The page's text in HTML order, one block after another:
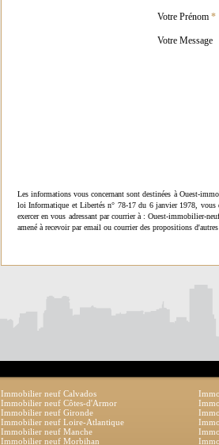
Votre Prénom *
Votre Message
Les informations vous concernant sont destinées à Ouest-
loi Informatique et Libertés n° 78-17 du 6 janvier 1978, vous
exercer en vous adressant par courrier à : Ouest-immobilier-
amené à recevoir par email ou courrier des propositions
Immobilier neuf Calvados
Immobilier neuf Côtes-d'Armor
Immobilier neuf Gironde
Immobilier neuf Loire-Atlantique
Immobilier neuf Manche
Immobilier neuf Morbihan